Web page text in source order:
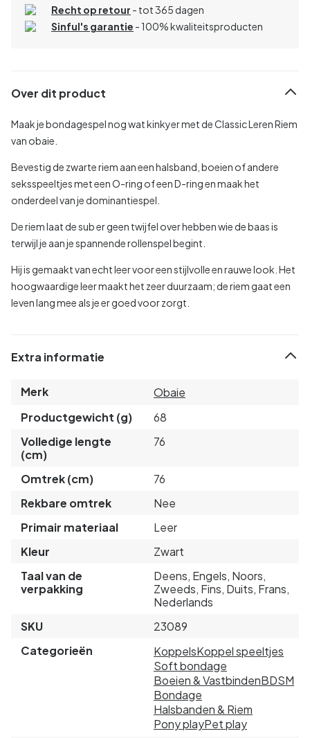
Recht op retour - tot 365 dagen
Sinful's garantie - 100% kwaliteitsproducten
Over dit product
Maak je bondagespel nog wat kinkyer met de Classic Leren Riem
van obaie.
Bevestig de zwarte riem aan een halsband, boeien of andere
seksspeeltjes met een O-ring of een D-ring en maak het
onderdeel van je dominantiespel.
De riem laat de sub er geen twijfel over hebben wie de baas is
terwijl je aan je spannende rollenspel begint.
Hij is gemaakt van echt leer voor een stijlvolle en rauwe look. Het
hoogwaardige leer maakt het zeer duurzaam; de riem gaat een
leven lang mee als je er goed voor zorgt.
Extra informatie
Merk
Obaie
Productgewicht (g)
68
Volledige lengte
(cm)
76
Omtrek (cm)
76
Rekbare omtrek
Nee
Primair materiaal
Leer
Kleur
Zwart
Taal van de
verpakking
Deens, Engels, Noors,
Zweeds, Fins, Duits, Frans,
Nederlands
SKU
23089
Categorieën
KoppelsKoppel speeltjes
Soft bondage
Boeien & VastbindenBDSM
Bondage
Halsbanden & Riem
Pony playPet play